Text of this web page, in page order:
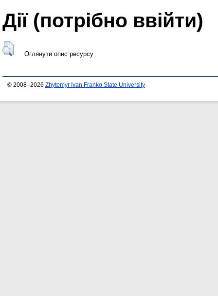
Дії ​​(потрібно ввійти)
Оглянути опис ресурсу
© 2008–2026 Zhytomyr Ivan Franko State University